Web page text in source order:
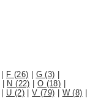
F (26) G (3)
N (22) O (18)
U (2)|V (79) W (8)